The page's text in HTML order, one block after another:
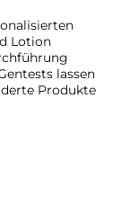
Lotion
lassen
Produkte